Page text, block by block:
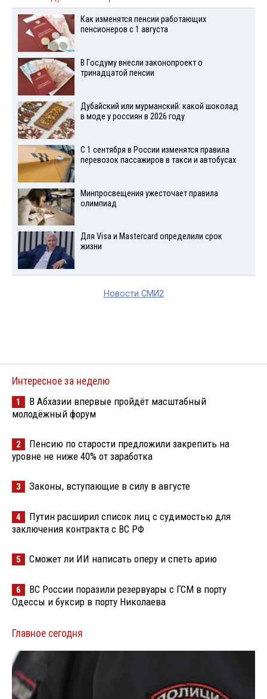
Как изменятся пенсии работающих
пенсионеров с 1 августа
В Госдуму внесли законопроект о
тринадцатой пенсии
Дубайский или мурманский: какой шоколад
в моде у россиян в 2026 году
С 1 сентября в России изменятся правила
перевозок пассажиров в такси и автобусах
Минпросвещения ужесточает правила
олимпиад
Для Visа и Mastercard определили срок
жизни
Новости СМИ2
Интересное за неделю
1
В Абхазии впервые пройдёт масштабный
молодёжный форум
2
Пенсию по старости предложили закрепить на
уровне не ниже 40% от заработка
3 Законы, вступающие в силу в августе
4
Путин расширил список лиц с судимостью для
заключения контракта с ВС РФ
5 Сможет ли ИИ написать оперу и спеть арию
6
ВС России поразили резервуары с ГСМ в порту
Одессы и буксир в порту Николаева
Главное сегодня